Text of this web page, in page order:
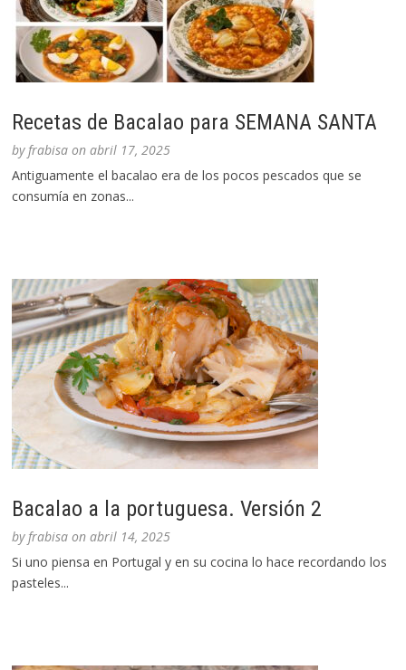
Recetas de Bacalao para SEMANA SANTA
byfrabisa onabril 17, 2025
Antiguamente el bacalao era de los pocos pescados que se
consumía en zonas...
Bacalao a la portuguesa. Versión 2
byfrabisa onabril 14, 2025
Si uno piensa en Portugal y en su cocina lo hace recordando los
pasteles...